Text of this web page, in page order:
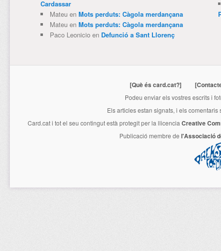
Cardassar
Mateuen Mots perduts: Càgola merdançana
Mateuen Mots perduts: Càgola merdançana
Paco Leonicioen Defunció a Sant Llorenç
[Què és card.cat?]
Podeu enviar els vostres escrits i
Els articles estan signats, i els
Card.cati tot el seu contingut està protegit per la llicencia Creative
Publicació membre de l'Associació